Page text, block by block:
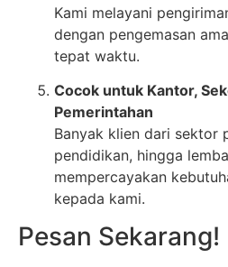
Kami melayani
dengan pengemasan
tepat waktu.
Cocok untuk Kantor,
Pemerintahan
Banyak klien dari sektor
pendidikan, hingga
mempercayakan
kepada kami.
Pesan Sekarang!